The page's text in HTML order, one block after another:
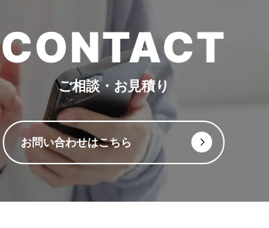
CONTACT
ご相談・お見積り
お問い合わせはこちら